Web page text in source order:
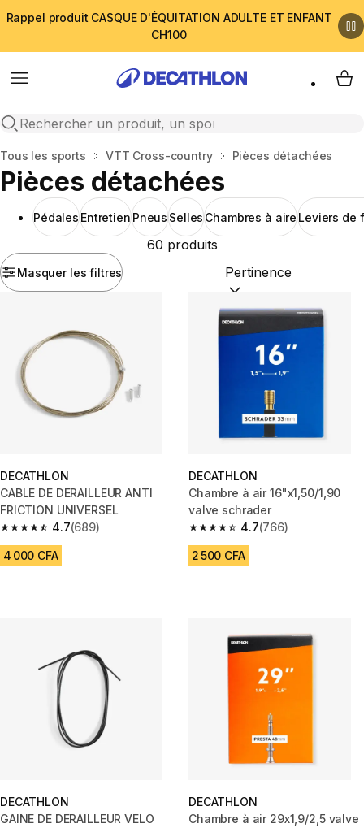
Rappel produit CASQUE D'ÉQUITATION ADULTE ET ENFANT
CH100
Menu
Open search
My
Accueil
Tous les sports VTT Cross-country Pièces détachées
Pièces détachées
Pédales Entretien Pneus Selles Chambres à aire Leviers de
Masquer les filtres
60 produits
Trier par :(optional)
DECATHLON
CABLE DE DERAILLEUR ANTI
FRICTION UNIVERSEL
4.7
4.7 out of 5 stars from 689 reviews
(689)
4 000 CFA
DECATHLON
Chambre à air 16"x1,50/1,90
valve schrader
4.7
4.7 out of 5 stars from 766
(766)
2 500 CFA
DECATHLON
GAINE DE DERAILLEUR VELO
DECATHLON
Chambre à air 29x1,9/2,5 valve